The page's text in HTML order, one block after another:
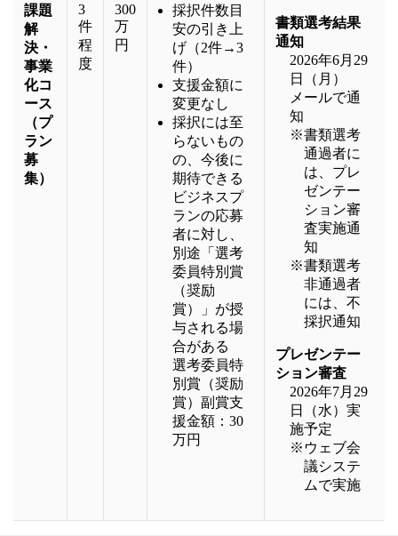
書類選考結果
通知
2026年6月29
日（月）
メールで通
知
※書類選考
通過者に
は、プレ
ゼンテー
ション審
査実施通
知
※書類選考
非通過者
には、不
採択通知
プレゼンテー
ション審査
2026年7月29
日（水）実
施予定
※ウェブ会
議システ
ムで実施
課題
解
決・
事業
化コ
ース
（プ
ラン
募
集）
3
件
程
度
300
万
円
採択件数目
安の引き上
げ（2件→3
件）
支援金額に
変更なし
採択には至
らないもの
の、今後に
期待できる
ビジネスプ
ランの応募
者に対し、
別途「選考
委員特別賞
（奨励
賞）」が授
与される場
合がある
選考委員特
別賞（奨励
賞）副賞支
援金額：30
万円